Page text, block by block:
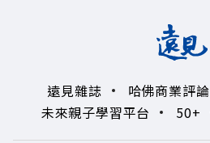
遠見雜誌 哈佛商業評論
未來親子學習平台
50+